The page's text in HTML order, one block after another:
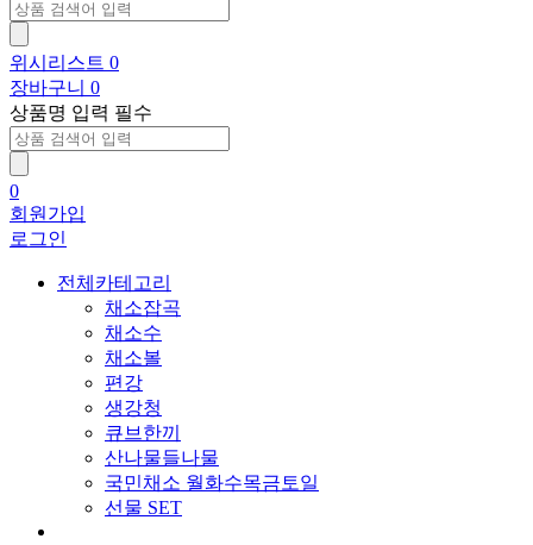
위시리스트 0
장바구니 0
상품명 입력 필수
0
회원가입
로그인
전체카테고리
채소잡곡
채소수
채소볼
편강
생강청
큐브한끼
산나물들나물
국민채소 월화수목금토일
선물 SET